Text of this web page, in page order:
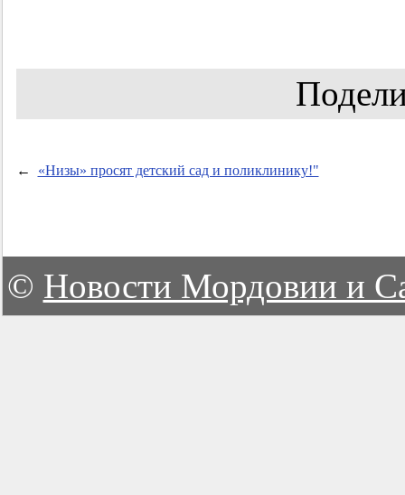
← «Низы» просят детский сад и поликлинику!"
© Новости Мордовии и